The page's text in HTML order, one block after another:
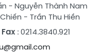
- Nguyễn Thành Nam
- Trần Thu Hiền
: 0214.3840.921